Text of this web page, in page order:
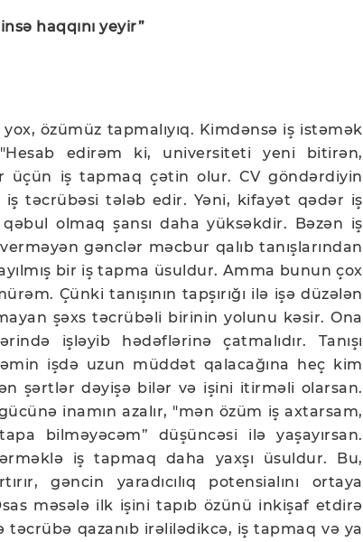
haqqını yeyir”
yox, özümüz tapmalıyıq. Kimdənsə iş istəmək
edirəm ki, universiteti yeni bitirən,
üçün iş tapmaq çətin olur. CV göndərdiyin
təcrübəsi tələb edir. Yəni, kifayət qədər iş
olmaq şansı daha yüksəkdir. Bəzən iş
gənclər məcbur qalıb tanışlarından
bir iş tapma üsuldur. Amma bunun çox
Çünki tanışının tapşırığı ilə işə düzələn
şəxs təcrübəli birinin yolunu kəsir. Ona
işləyib hədəflərinə çatmalıdır. Tanışı
işdə uzun müddət qalacağına heç kim
şərtlər dəyişə bilər və işini itirməli olarsan.
inamın azalır, "mən özüm iş axtarsam,
bilməyəcəm” düşüncəsi ilə yaşayırsan.
iş tapmaq daha yaxşı üsuldur. Bu,
gəncin yaradıcılıq potensialını ortaya
məsələ ilk işini tapıb özünü inkişaf etdirə
təcrübə qazanıb irəlilədikcə, iş tapmaq və ya